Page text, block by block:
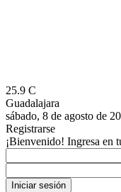
25.9 C
Guadalajara
sábado, 8 de agosto de
Registrarse
¡Bienvenido! Ingresa en